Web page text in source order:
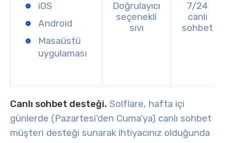
iOS
Android
Masaüstü
uygulaması
Doğrulayıcı
seçenekli
sıvı
7/24
canlı
sohbet
Canlı sohbet desteği. Solflare, hafta içi
günlerde (Pazartesi’den Cuma’ya) canlı sohbet
müşteri desteği sunarak ihtiyacınız olduğunda